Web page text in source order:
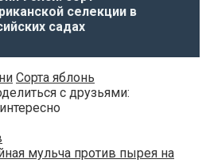
селекции в
садах
Сорта яблонь
с друзьями:
мульча против пырея на